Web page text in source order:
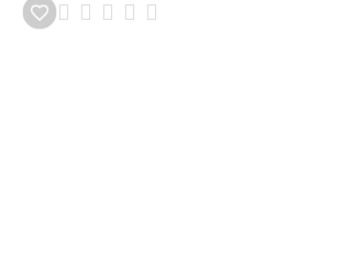
Añadir a wishlist